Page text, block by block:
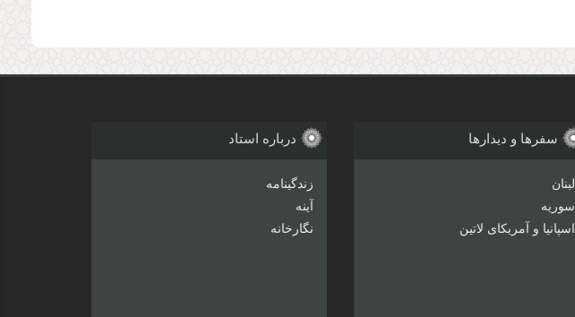
سفرها و دیدارها
لبنان
سوریه
اسپانیا و آمریکای لاتین
درباره استاد
زندگینامه
آینه
نگارخانه